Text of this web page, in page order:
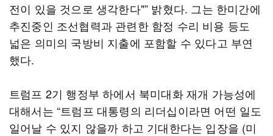
전이 있을 것으로 생각한다"” 밝혔다. 그는 한미간에
추진중인 조선협력과 관련한 함정 수리 비용 등도
넓은 의미의 국방비 지출에 포함할 수 있다고 부연
했다.
트럼프 2기 행정부 하에서 북미대화 재개 가능성에
대해서는 “트럼프 대통령의 리더십이라면 어떤 일도
일어날 수 있지 않을까 하고 기대한다는 입장을 (미